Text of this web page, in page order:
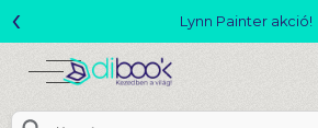
Lynn Painter akció!
‹